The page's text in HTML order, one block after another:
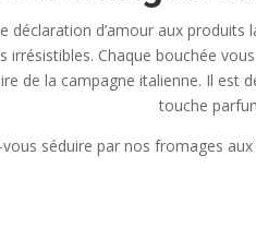
d’amour aux
Chaque bouchée
de la campagne italienne. Il est
touche
vous séduire par nos fromages